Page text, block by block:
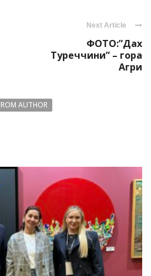
Next Article
ФОТО:”Дах
Туреччини” – гора
Агри
AUTHOR